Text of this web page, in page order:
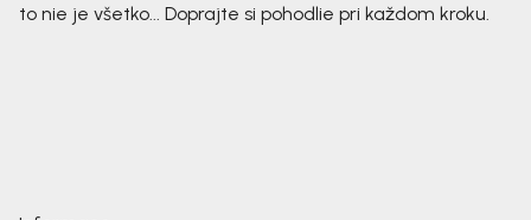
to nie je všetko... Doprajte si pohodlie pri každom kroku.